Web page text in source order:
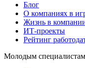
Блог
О компаниях в
Жизнь в
ИТ-проекты
Рейтинг
Молодым специалистам